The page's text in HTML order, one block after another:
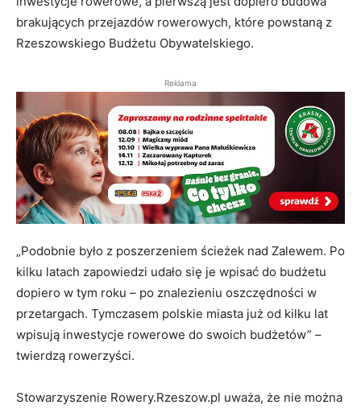
brakujących przejazdów rowerowych, które powstaną z
Rzeszowskiego Budżetu Obywatelskiego.
Reklama
„Podobnie było z poszerzeniem ścieżek nad Zalewem. Po
kilku latach zapowiedzi udało się je wpisać do budżetu
dopiero w tym roku – po znalezieniu oszczędności w
przetargach. Tymczasem polskie miasta już od kilku lat
wpisują inwestycje rowerowe do swoich budżetów” –
twierdzą rowerzyści.
Stowarzyszenie Rowery.Rzeszow.pl uważa, że nie można